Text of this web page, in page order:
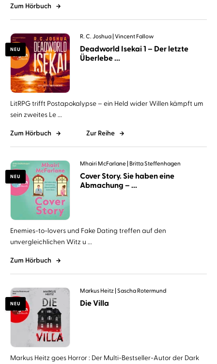
Zum Hörbuch
NEU
R. C. Joshua Vincent Fallow
Deadworld Isekai 1 – Der letzte
Überlebe ...
LitRPG trifft Postapokalypse – ein Held wider Willen kämpft um
sein zweites Le ...
Zum Hörbuch Zur Reihe
NEU
Mhairi McFarlane Britta Steffenhagen
Cover Story. Sie haben eine
Abmachung – ...
Enemies-to-lovers und Fake Dating treffen auf den
unvergleichlichen Witz u ...
Zum Hörbuch
NEU
Markus Heitz Sascha Rotermund
Die Villa
Markus Heitz goes Horror : Der Multi-Bestseller-Autor der Dark